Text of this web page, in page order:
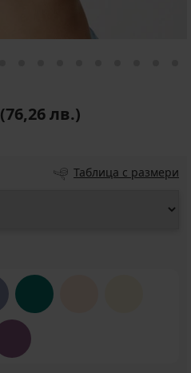
(76,26 лв.)
Таблица с размери